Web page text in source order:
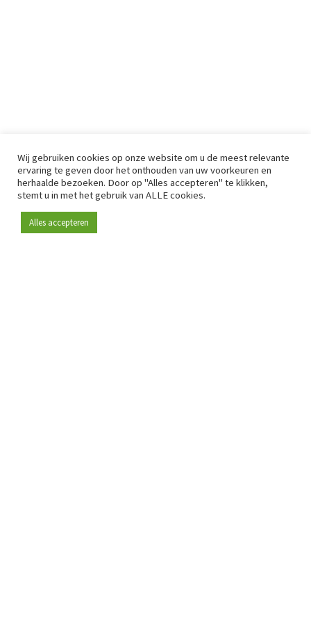
Wij gebruiken cookies op onze website om u de meest relevante
ervaring te geven door het onthouden van uw voorkeuren en
herhaalde bezoeken. Door op "Alles accepteren" te klikken,
stemt u in met het gebruik van ALLE cookies.
Alles accepteren